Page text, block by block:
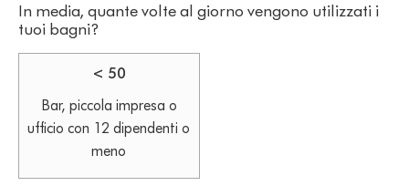
prega
di
sceglierne
uno.
In media, quante volte al giorno vengono utilizzati i
tuoi bagni?
attuale.
Si
< 50
Bar, piccola impresa o
ufficio con 12 dipendenti o
meno